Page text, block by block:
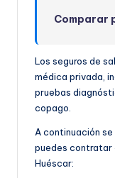
Comparar
Los seguros de
médica privada,
pruebas
copago.
A continuación
puedes contratar
Huéscar: